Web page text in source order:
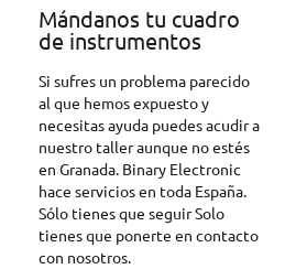
Mándanos tu cuadro
de instrumentos
Si sufres un problema parecido
al que hemos expuesto y
necesitas ayuda puedes acudir a
nuestro taller aunque no estés
en Granada. Binary Electronic
hace servicios en toda España.
Sólo tienes que seguir Solo
tienes que ponerte en contacto
con nosotros.